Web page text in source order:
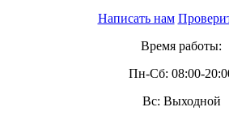
Написать нам
Время работы:
Пн-Сб: 08:00-
Вс: Выходной